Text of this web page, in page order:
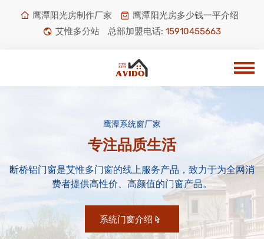
鹰潭阳光房制作厂家
鹰潭阳光房多少钱一平介绍
艾惟多分站
总部加盟电话: 15910455663
鹰潭系统窗厂家
专注品质生活
断桥铝门窗是艾惟多门窗的线上服务产品，致力于为全网消
费者提供高性价、高颜值的门窗产品。
系统门窗介绍